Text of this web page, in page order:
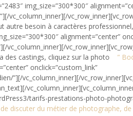
img_size=”300*300″
autre besoin à caractères
alignment=”center”
des castings, cliquez sur la photo ”
onclick=”custom_link”
vc_column_inner][/
tarifs-prestations-photo-
de discuter du métier de photographe,